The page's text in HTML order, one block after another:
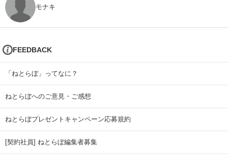
モナキ
FEEDBACK
「ねとらぼ」ってなに？
ねとらぼへのご意見・ご感想
ねとらぼプレゼントキャンペーン応募規約
[契約社員] ねとらぼ編集者募集